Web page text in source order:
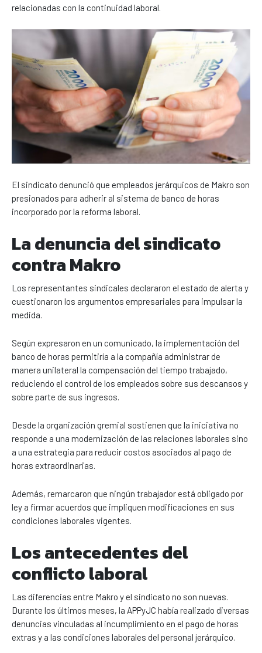
relacionadas con la continuidad laboral.
El sindicato denunció que empleados jerárquicos de Makro son
presionados para adherir al sistema de banco de horas
incorporado por la reforma laboral.
La denuncia del sindicato
contra Makro
Los representantes sindicales declararon el estado de alerta y
cuestionaron los argumentos empresariales para impulsar la
medida.
Según expresaron en un comunicado, la implementación del
banco de horas permitiría a la compañía administrar de
manera unilateral la compensación del tiempo trabajado,
reduciendo el control de los empleados sobre sus descansos y
sobre parte de sus ingresos.
Desde la organización gremial sostienen que la iniciativa no
responde a una modernización de las relaciones laborales sino
a una estrategia para reducir costos asociados al pago de
horas extraordinarias.
Además, remarcaron que ningún trabajador está obligado por
ley a firmar acuerdos que impliquen modificaciones en sus
condiciones laborales vigentes.
Los antecedentes del
conflicto laboral
Las diferencias entre Makro y el sindicato no son nuevas.
Durante los últimos meses, la APPyJC había realizado diversas
denuncias vinculadas al incumplimiento en el pago de horas
extras y a las condiciones laborales del personal jerárquico.